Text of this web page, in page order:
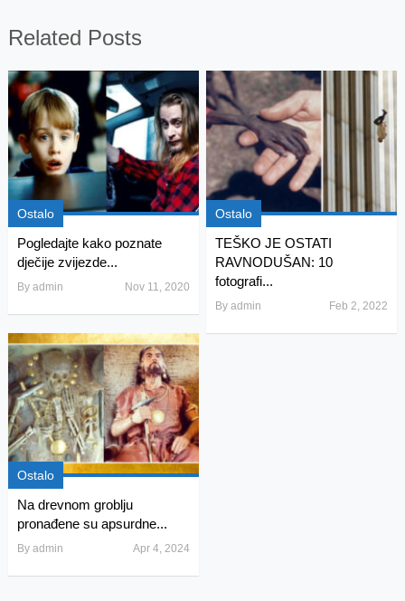
Related Posts
Ostalo
Pogledajte kako poznate
dječije zvijezde...
By admin Nov 11, 2020
Ostalo
TEŠKO JE OSTATI
RAVNODUŠAN: 10
fotografi...
Byadmin Feb 2, 2022
Ostalo
Na drevnom groblju
pronađene su apsurdne...
By admin Apr 4, 2024